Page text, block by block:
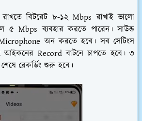
রাখতে বিটরেট ৮-১২ Mbps রাখাই ভালো
৫ Mbps ব্যবহার করতে পারেন। সাউন্ড
অন করতে হবে। সব সেটিংস
আইকনের Record বাটনে চাপতে হবে। ৩
রেকর্ডিং শুরু হবে।